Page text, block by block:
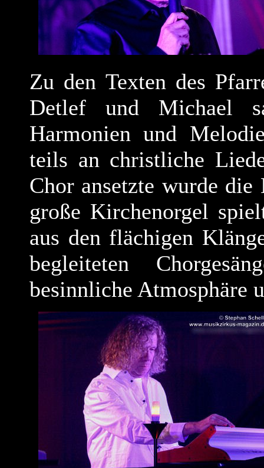
Zu den Texten des
Detlef und Michael
Harmonien und
teils an christliche
Chor ansetzte wurde
große Kirchenorgel
aus den flächigen
begleiteten
besinnliche Atmosphäre